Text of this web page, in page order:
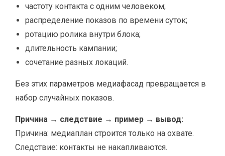
частоту контакта с одним человеком;
распределение показов по времени суток;
ротацию ролика внутри блока;
длительность кампании;
сочетание разных локаций.
Без этих параметров медиафасад превращается в
набор случайных показов.
Причина → следствие → пример → вывод:
Причина: медиаплан строится только на охвате.
Следствие: контакты не накапливаются.